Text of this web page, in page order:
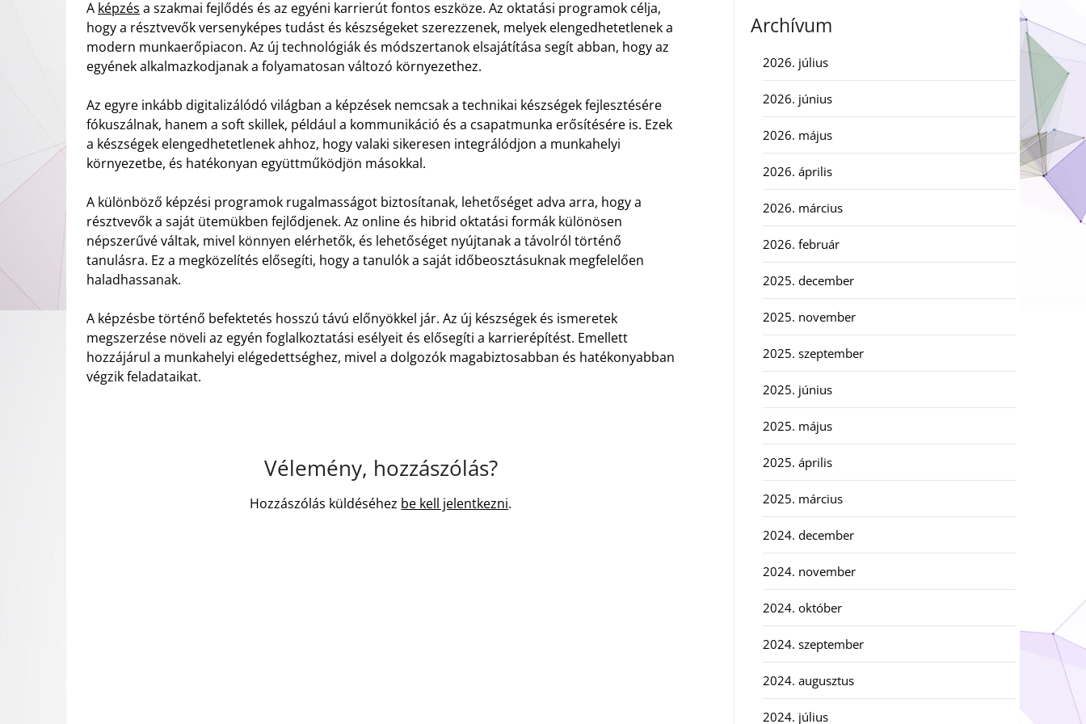
A képzés a szakmai fejlődés és az egyéni karrierút fontos eszköze. Az oktatási programok célja,
hogy a résztvevők versenyképes tudást és készségeket szerezzenek, melyek elengedhetetlenek a
modern munkaerőpiacon. Az új technológiák és módszertanok elsajátítása segít abban, hogy az
egyének alkalmazkodjanak a folyamatosan változó környezethez.
Az egyre inkább digitalizálódó világban a képzések nemcsak a technikai készségek fejlesztésére
fókuszálnak, hanem a soft skillek, például a kommunikáció és a csapatmunka erősítésére is. Ezek
a készségek elengedhetetlenek ahhoz, hogy valaki sikeresen integrálódjon a munkahelyi
környezetbe, és hatékonyan együttműködjön másokkal.
A különböző képzési programok rugalmasságot biztosítanak, lehetőséget adva arra, hogy a
résztvevők a saját ütemükben fejlődjenek. Az online és hibrid oktatási formák különösen
népszerűvé váltak, mivel könnyen elérhetők, és lehetőséget nyújtanak a távolról történő
tanulásra. Ez a megközelítés elősegíti, hogy a tanulók a saját időbeosztásuknak megfelelően
haladhassanak.
A képzésbe történő befektetés hosszú távú előnyökkel jár. Az új készségek és ismeretek
megszerzése növeli az egyén foglalkoztatási esélyeit és elősegíti a karrierépítést. Emellett
hozzájárul a munkahelyi elégedettséghez, mivel a dolgozók magabiztosabban és hatékonyabban
végzik feladataikat.
Vélemény, hozzászólás?
Hozzászólás küldéséhez be kell jelentkezni.
Archívum
2026. július
2026. június
2026. május
2026. április
2026. március
2026. február
2025. december
2025. november
2025. szeptember
2025. június
2025. május
2025. április
2025. március
2024. december
2024. november
2024. október
2024. szeptember
2024. augusztus
2024. július